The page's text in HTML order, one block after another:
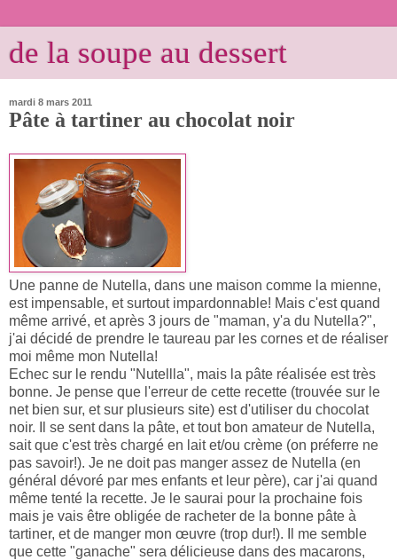
de la soupe au dessert
mardi 8 mars 2011
Pâte à tartiner au chocolat noir
Une panne de Nutella, dans une maison comme la mienne,
est impensable, et surtout impardonnable! Mais c'est quand
même arrivé, et après 3 jours de "maman, y'a du Nutella?",
j'ai décidé de prendre le taureau par les cornes et de réaliser
moi même mon Nutella!
Echec sur le rendu "Nutellla", mais la pâte réalisée est très
bonne. Je pense que l'erreur de cette recette (trouvée sur le
net bien sur, et sur plusieurs site) est d'utiliser du chocolat
noir. Il se sent dans la pâte, et tout bon amateur de Nutella,
sait que c'est très chargé en lait et/ou crème (on préferre ne
pas savoir!). Je ne doit pas manger assez de Nutella (en
général dévoré par mes enfants et leur père), car j'ai quand
même tenté la recette. Je le saurai pour la prochaine fois
mais je vais être obligée de racheter de la bonne pâte à
tartiner, et de manger mon œuvre (trop dur!). Il me semble
que cette "ganache" sera délicieuse dans des macarons,